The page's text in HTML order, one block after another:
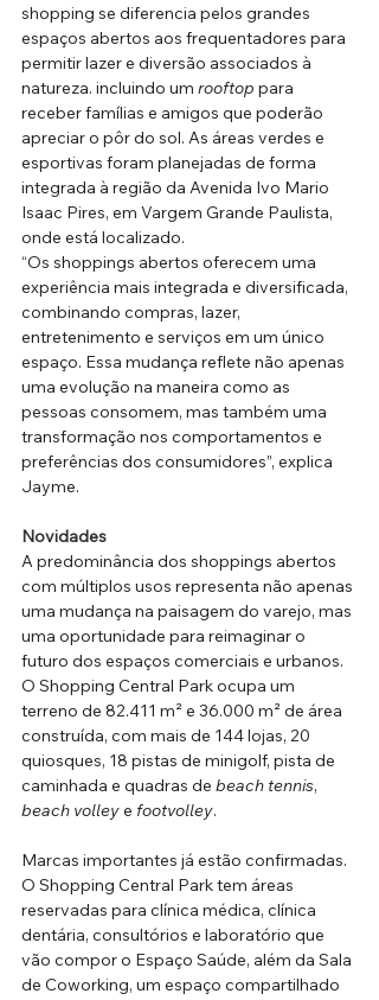
shopping se diferencia pelos grandes
espaços abertos aos frequentadores para
permitir lazer e diversão associados à
natureza. incluindo um rooftop para
receber famílias e amigos que poderão
apreciar o pôr do sol. As áreas verdes e
esportivas foram planejadas de forma
integrada à região da Avenida Ivo Mario
Isaac Pires, em Vargem Grande Paulista,
onde está localizado.
“Os shoppings abertos oferecem uma
experiência mais integrada e diversificada,
combinando compras, lazer,
entretenimento e serviços em um único
espaço. Essa mudança reflete não apenas
uma evolução na maneira como as
pessoas consomem, mas também uma
transformação nos comportamentos e
preferências dos consumidores”, explica
Jayme.
Novidades
A predominância dos shoppings abertos
com múltiplos usos representa não apenas
uma mudança na paisagem do varejo, mas
uma oportunidade para reimaginar o
futuro dos espaços comerciais e urbanos.
O Shopping Central Park ocupa um
terreno de 82.411 m² e 36.000 m² de área
construída, com mais de 144 lojas, 20
quiosques, 18 pistas de minigolf, pista de
caminhada e quadras de beach tennis,
beach volley e footvolley.
Marcas importantes já estão confirmadas.
O Shopping Central Park tem áreas
reservadas para clínica médica, clínica
dentária, consultórios e laboratório que
vão compor o Espaço Saúde, além da Sala
de Coworking, um espaço compartilhado